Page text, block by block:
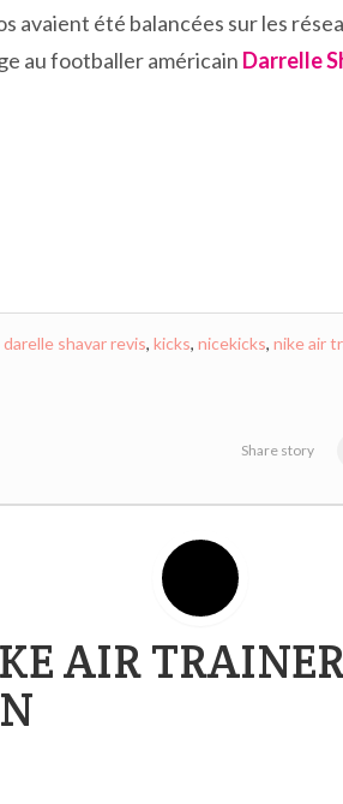
avaient été balancées sur les
au footballer américain Darrelle
darelle shavar revis, kicks, nicekicks, nike air
Share story
AIR